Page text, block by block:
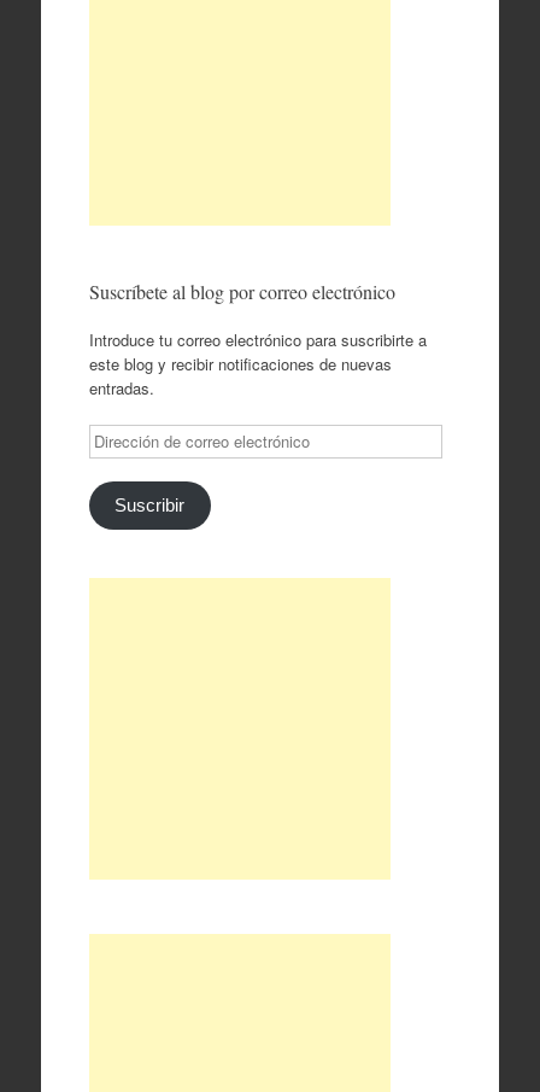
Suscríbete al blog por correo electrónico
Introduce tu correo electrónico para suscribirte a
este blog y recibir notificaciones de nuevas
entradas.
Dirección
de
correo
electrónico
Suscribir